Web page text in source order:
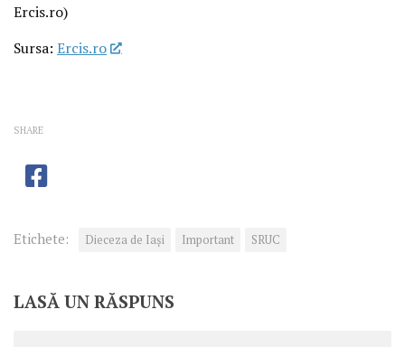
Ercis.ro)
Sursa: Ercis.ro
SHARE
Etichete: Dieceza de Iași Important SRUC
LASĂ UN RĂSPUNS